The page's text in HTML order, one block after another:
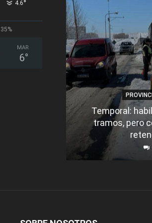
4.6°
35%
MAR
6°
Temporal:
tramos, pero